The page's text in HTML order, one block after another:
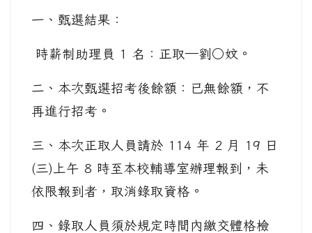
一、甄選結果：
時薪制助理員 1 名：正取—劉○妏。
二、本次甄選招考後餘額：已無餘額，不
再進行招考。
三、本次正取人員請於 114 年 2 月 19 日
(三)上午 8 時至本校輔導室辦理報到，未
依限報到者，取消錄取資格。
四、錄取人員須於規定時間內繳交體格檢